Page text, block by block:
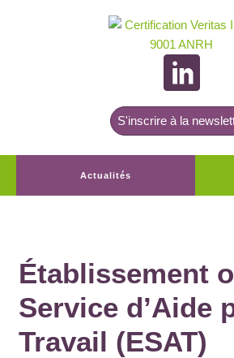
S'inscrire à la
Actualités
Établissement
Service d’Aide
Travail (ESAT)